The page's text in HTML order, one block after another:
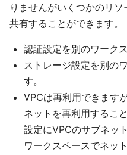
りませんがいくつかのリ
共有することができます。
認証設定を別のワーク
ストレージ設定を別の
す。
VPCは再利用できます
ネットを再利用するこ
設定にVPCのサブネッ
ワークスペースでネッ